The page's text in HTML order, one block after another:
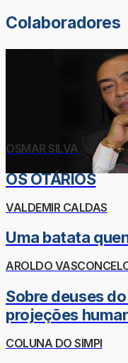
Colaboradores
OSMAR SILVA
OS OTÁRIOS
VALDEMIR CALDAS
Uma batata
AROLDO
Sobre deuses
projeções
COLUNA DO SIMPI